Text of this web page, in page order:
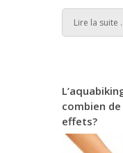
Lire la suite
combien
effets?